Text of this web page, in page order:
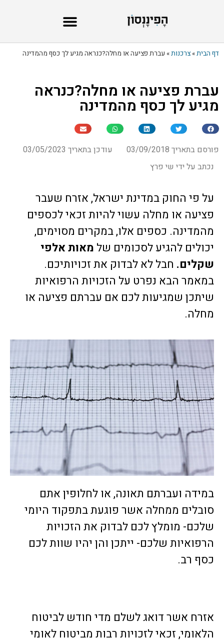
דף הבית»צרכנות» עברת פציעה או מחלה?כנראה מגיע לך כסף מהמדינה
עברת פציעה או מחלה?כנראה
מגיע לך כסף מהמדינה
פורסם בתאריך 03/09/2018
עודכן בתאריך 03/05/2023
נכתב על ידי שי פרץ
על פי החוק במדינת ישראל, אזרח שעבר
פציעה או מחלה עשוי להיות זכאי לכספים
מהמדינה. כספים אלו, במקרים מסוימים,
יכולים להגיע לסכומים של מאות אלפי
שקלים. חבל לא לבדוק את זכויותיכם.
במאמר הבא נפרט על הזכויות הרפואיות
שיתכן שמגיעות לכם אם עברתם פציעה או
מחלה.
במידה ועברתם תאונה, או לחלופין אתם
סובלים ממחלה אשר פוגעת בתפקוד היומי
שלכם- מומלץ לכם לבדוק את הזכויות
הרפואיות שלכם- ייתכן והן יהיו שוות לכם
כסף רב.
אזרח אשר דואג לשלם מדי חודש לביטוח
הלאומי, זכאי לזכויות רבות מביטוח לאומי